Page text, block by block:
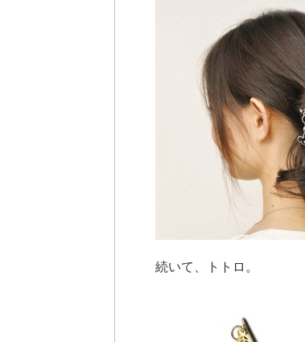
続いて、トトロ。